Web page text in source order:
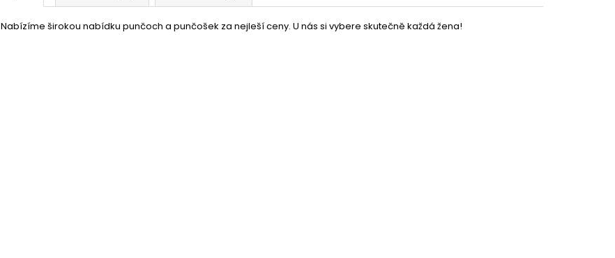
Nabízíme širokou nabídku punčoch a punčošek za nejleší ceny. U nás si vybere skutečně každá žena!